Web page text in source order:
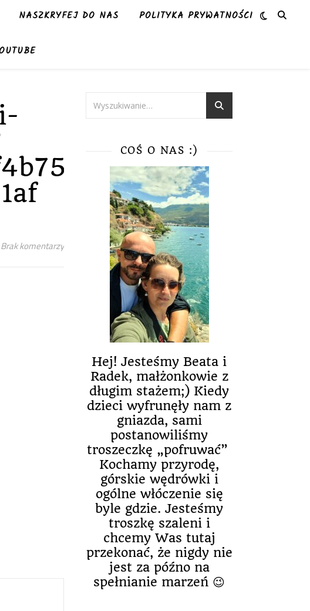
NASZKRYFEJ DO NAS POLITYKA PRYWATNOŚCI
Brak komentarzy
COŚ O NAS :)
Hej! Jesteśmy Beata i
Radek, małżonkowie z
długim stażem;) Kiedy
dzieci wyfrunęły nam z
gniazda, sami
postanowiliśmy
troszeczkę „pofruwać”
Kochamy przyrodę,
górskie wędrówki i
ogólne włóczenie się
byle gdzie. Jesteśmy
troszkę szaleni i
chcemy Was tutaj
przekonać, że nigdy nie
jest za późno na
spełnianie marzeń 😉